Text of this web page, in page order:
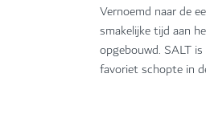
Vernoemd naar de
smakelijke tijd aan
opgebouwd. SALT
favoriet schopte in